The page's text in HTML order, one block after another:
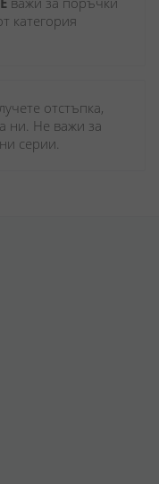
категория
отстъпка,
ни. Не важи за
серии.